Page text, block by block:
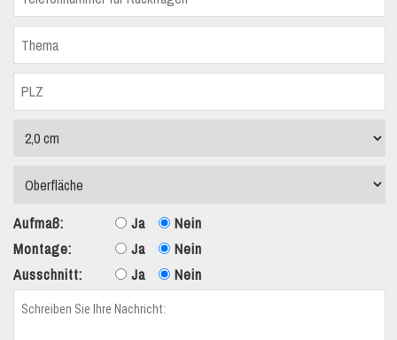
Aufmaß: Ja
Nein
Montage:
Ja
Nein
Ausschnitt:
Ja Nein